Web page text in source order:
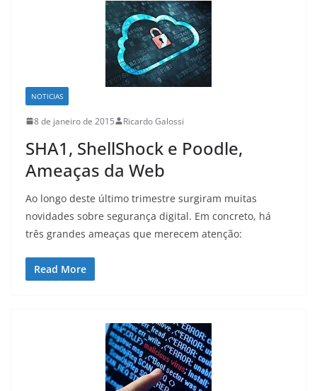
NOTICIAS
8 de janeiro de 2015 Ricardo Galossi
SHA1, ShellShock e Poodle,
Ameaças da Web
Ao longo deste último trimestre surgiram muitas
novidades sobre segurança digital. Em concreto, há
três grandes ameaças que merecem atenção:
Read More